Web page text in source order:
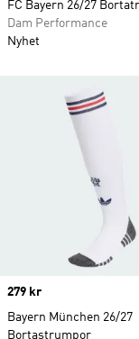
Price
279 kr
Bayern München 26/27
Bortastrumpor
FC Bayern 26/27
Dam Performance
Nyhet